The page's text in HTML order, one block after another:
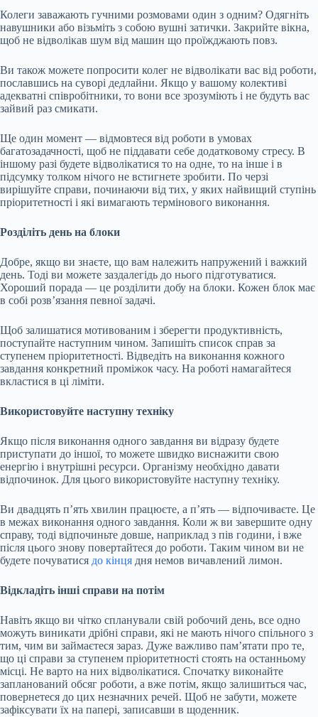
Колеги заважають гучними розмовами один з одним? Одягніть
навушники або візьміть з собою вушні затички. Закрийте вікна,
щоб не відволікав шум від машин що проїжджають повз.
Ви також можете попросити колег не відволікати вас від роботи,
пославшись на суворі дедлайни. Якщо у вашому колективі
адекватні співробітники, то вони все зрозуміють і не будуть вас
зайвий раз смикати.
Ще один момент — відмовтеся від роботи в умовах
багатозадачності, щоб не піддавати себе додатковому стресу. В
іншому разі будете відволікатися то на одне, то на інше і в
підсумку толком нічого не встигнете зробити. По черзі
вирішуйте справи, починаючи від тих, у яких найвищий ступінь
пріоритетності і які вимагають термінового виконання.
Розділіть день на блоки
Добре, якщо ви знаєте, що вам належить напружений і важкий
день. Тоді ви можете заздалегідь до нього підготуватися.
Хороший порада — це розділити добу на блоки. Кожен блок має
в собі розв’язання певної задачі.
Щоб залишатися мотивованим і зберегти продуктивність,
поступайте наступним чином. Запишіть список справ за
ступенем пріоритетності. Відведіть на виконання кожного
завдання конкретний проміжок часу. На роботі намагайтеся
вкластися в ці ліміти.
Використовуйте наступну техніку
Якщо після виконання одного завдання ви відразу будете
приступати до іншої, то можете швидко виснажити свою
енергію і внутрішні ресурси. Організму необхідно давати
відпочинок. Для цього використовуйте наступну техніку.
Ви двадцять п’ять хвилин працюєте, а п’ять — відпочиваєте. Це
в межах виконання одного завдання. Коли ж ви завершите одну
справу, тоді відпочиньте довше, наприклад з пів години, і вже
після цього знову повертайтеся до роботи. Таким чином ви не
будете почуватися до кінця дня немов вичавлений лимон.
Відкладіть інші справи на потім
Навіть якщо ви чітко спланували свій робочий день, все одно
можуть виникати дрібні справи, які не мають нічого спільного з
тим, чим ви займаєтеся зараз. Дуже важливо пам’ятати про те,
що ці справи за ступенем пріоритетності стоять на останньому
місці. Не варто на них відволікатися. Спочатку виконайте
запланований обсяг роботи, а вже потім, якщо залишиться час,
повернетеся до цих незначних речей. Щоб не забути, можете
зафіксувати їх на папері, записавши в щоденник.